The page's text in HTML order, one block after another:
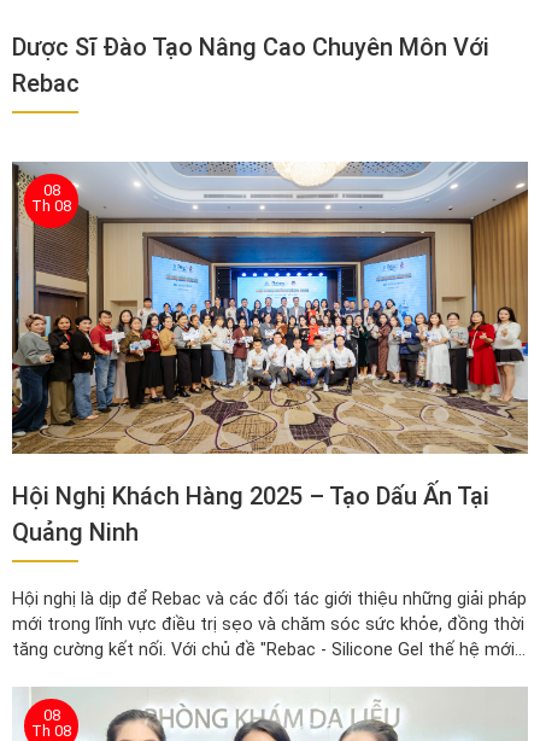
Dược Sĩ Đào Tạo Nâng Cao Chuyên Môn Với
Rebac
08
Th 08
Hội Nghị Khách Hàng 2025 – Tạo Dấu Ấn Tại
Quảng Ninh
Hội nghị là dịp để Rebac và các đối tác giới thiệu những giải pháp
mới trong lĩnh vực điều trị sẹo và chăm sóc sức khỏe, đồng thời
tăng cường kết nối. Với chủ đề "Rebac - Silicone Gel thế hệ mới"
Ninh và các tỉnh lân cận.
08
Th 08